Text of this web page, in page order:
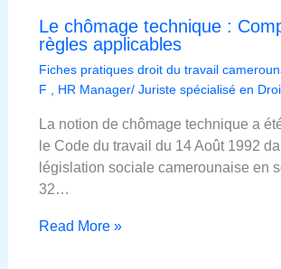
Le chômage technique :
règles applicables
Fiches pratiques droit du travail
F , HR Manager/ Juriste spécialisé en
La notion de chômage technique a
le Code du travail du 14 Août 1992
législation sociale camerounaise en
32…
Read More »